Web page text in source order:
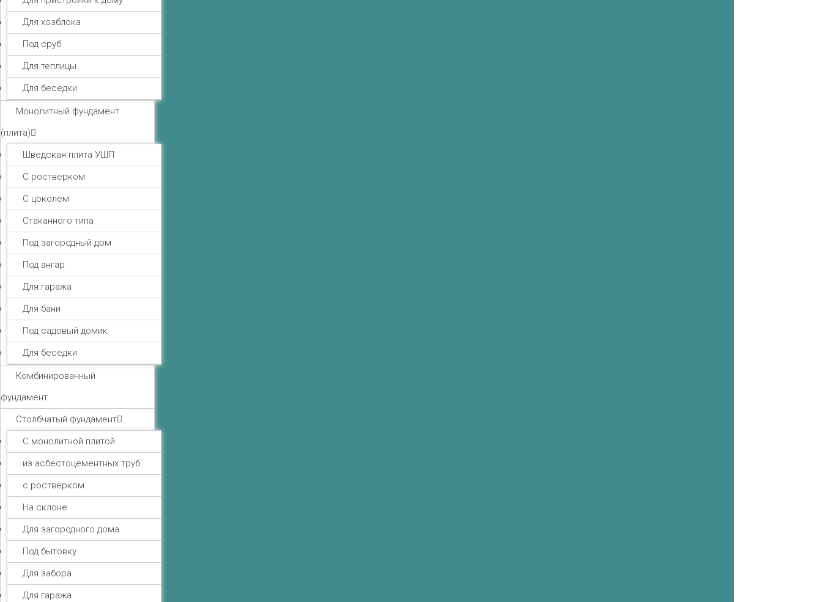
Для хозблока
Под сруб
Для теплицы
Для беседки
Монолитный фундамент
(плита)
Шведская плита УШП
С ростверком
С цоколем
Стаканного типа
Под загородный дом
Под ангар
Для гаража
Для бани
Под садовый домик
Для беседки
Комбинированный
фундамент
Столбчатый фундамент
С монолитной плитой
из асбестоцементных труб
с ростверком
На склоне
Для загородного дома
Под бытовку
Для забора
Для гаража